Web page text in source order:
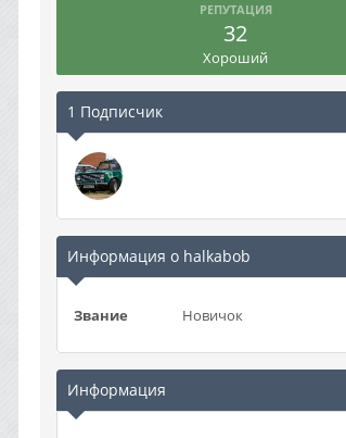
РЕПУТАЦИЯ
32
Хороший
1 Подписчик
Информация о halkabob
Звание Новичок
Информация